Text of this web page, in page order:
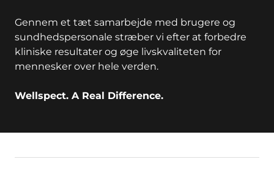
Gennem et tæt samarbejde med brugere og
sundhedspersonale stræber vi efter at forbedre
kliniske resultater og øge livskvaliteten for
mennesker over hele verden.
Wellspect. A Real Difference.